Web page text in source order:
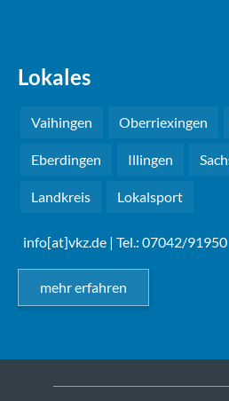
Lokales
Vaihingen Oberriexingen
Eberdingen Illingen
Landkreis Lokalsport
info[at]vkz.de | Tel.: 07042/91950
mehr erfahren